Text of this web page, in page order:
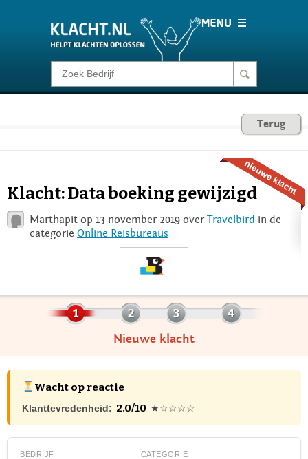
Klacht melden
Consumentenrecht Terug
Klacht: Data boeking gewijzigd
Marthapit op 13 november 2019 overTravelbird in de
categorie Online Reisbureaus
Nieuwe klacht
Wacht op reactie
Klanttevredenheid: 2.0/10 ★☆☆☆☆
BEDRIJF CATEGORIE